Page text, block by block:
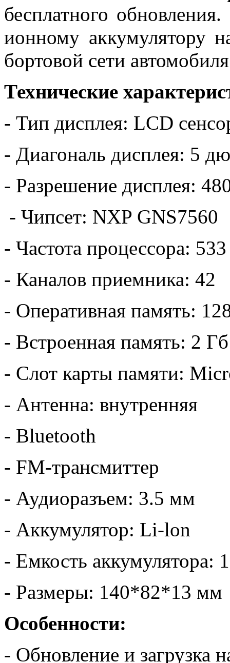
бесплатного
ионному аккумулятору
бортовой сети
Технические
- Тип дисплея: LCD
- Диагональ дисплея: 5
- Разрешение дисплея:
- Чипсет: NXP GNS7560
- Частота процессора:
- Каналов приемника: 42
- Оперативная память:
- Встроенная память: 2 Гб
- Слот карты памяти:
- Антенна: внутренняя
- Bluetooth
- FM-трансмиттер
- Аудиоразъем: 3.5 мм
- Аккумулятор: Li-lon
- Емкость аккумулятора:
- Размеры: 140*82*13 мм
Особенности:
- Обновление и загрузка